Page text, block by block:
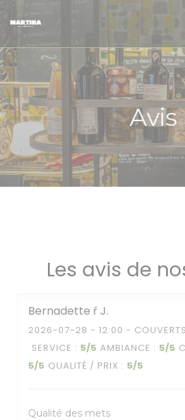
Personnalisation de vos choix en
Avis
Les avis de
Bernadette ŕJ
2026-07-28 - 12:00 -
SERVICE : 5/5 AMBIANCE : 5/5
5/5 QUALITÉ / PRIX : 5/5
Qualité des mets